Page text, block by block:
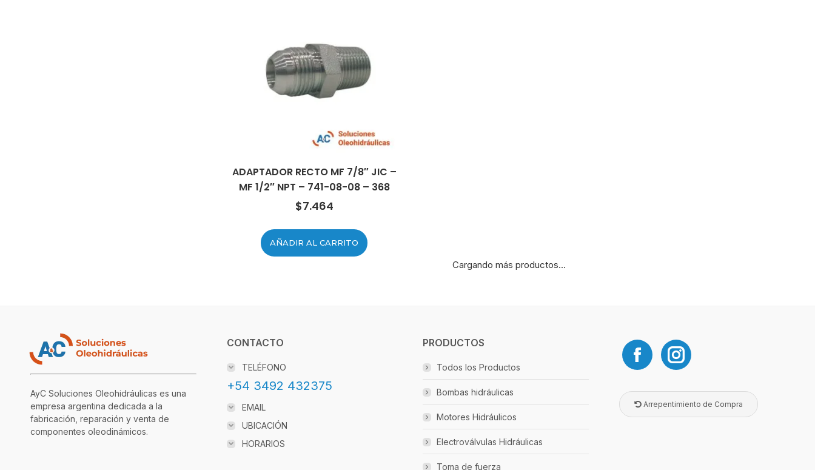
ADAPTADOR RECTO MF 7/8″ JIC –
MF 1/2″ NPT – 741-08-08 – 368
$7.464
AÑADIR AL CARRITO
Cargando más productos...
AyC Soluciones Oleohidráulicas es una
empresa argentina dedicada a la
fabricación, reparación y venta de
componentes oleodinámicos.
CONTACTO
TELÉFONO
+54 3492 432375
EMAIL
UBICACIÓN
HORARIOS
PRODUCTOS
Todos los Productos
Bombas hidráulicas
Motores Hidráulicos
Electroválvulas Hidráulicas
Toma de fuerza
Arrepentimiento de Compra